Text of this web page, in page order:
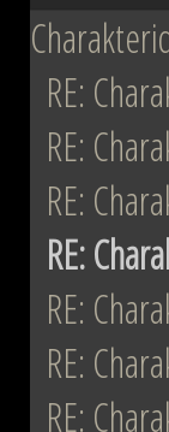
RE:
RE:
RE:
RE:
RE:
RE:
RE: